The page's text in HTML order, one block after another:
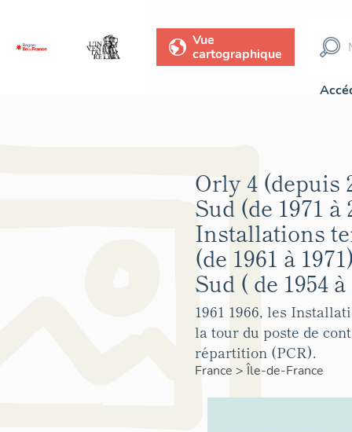
Vue
cartographique
Orly 4 (depuis
Sud (de 1971 à
Installations
(de 1961 à
Sud ( de 1954 à
1961 1966, les
la tour du poste de
répartition (PCR).
France >Île-de-France